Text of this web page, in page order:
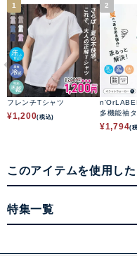
1
フレンチTシャツ
¥1,200(税込)
2
n'OrLABEL
多機能袖
¥1,794(
このアイテムを使用し
特集一覧